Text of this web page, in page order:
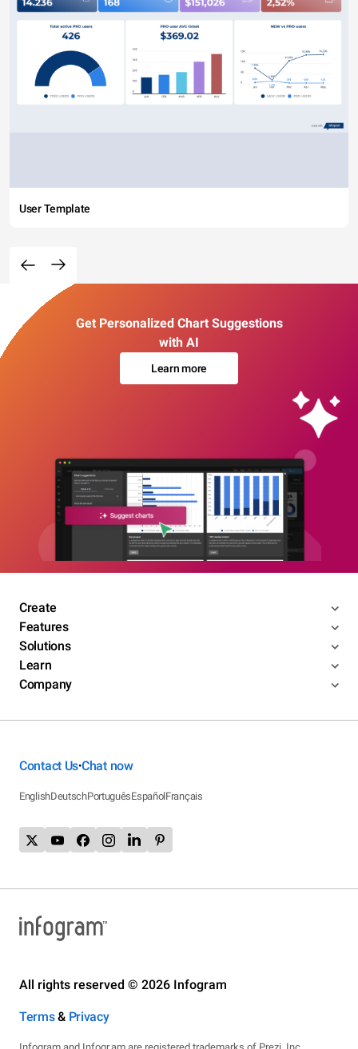
User Template
Get Personalized Chart Suggestions
with AI
Learn more
Create
Features
Solutions
Learn
Company
Contact Us•Chat now
EnglishDeutschPortuguêsEspañolFrançais
All rights reserved © 2026 Infogram
Terms& Privacy